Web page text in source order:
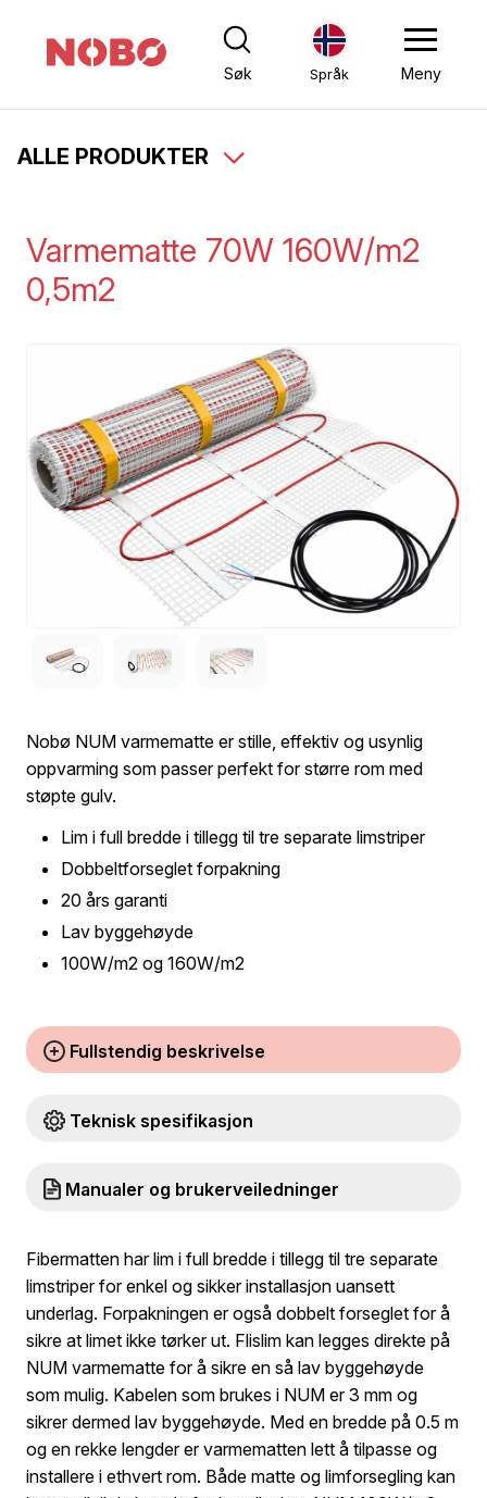
Søk Språk Meny
ALLE PRODUKTER
Varmematte 70W 160W/m2
0,5m2
Nobø NUM varmematte er stille, effektiv og usynlig
oppvarming som passer perfekt for større rom med
støpte gulv.
Lim i full bredde i tillegg til tre separate limstriper
Dobbeltforseglet forpakning
20 års garanti
Lav byggehøyde
100W/m2 og 160W/m2
Fullstendig beskrivelse
Teknisk spesifikasjon
Manualer og brukerveiledninger
Fibermatten har lim i full bredde i tillegg til tre separate
limstriper for enkel og sikker installasjon uansett
underlag. Forpakningen er også dobbelt forseglet for å
sikre at limet ikke tørker ut. Flislim kan legges direkte på
NUM varmematte for å sikre en så lav byggehøyde
som mulig. Kabelen som brukes i NUM er 3 mm og
sikrer dermed lav byggehøyde. Med en bredde på 0.5 m
og en rekke lengder er varmematten lett å tilpasse og
installere i ethvert rom. Både matte og limforsegling kan